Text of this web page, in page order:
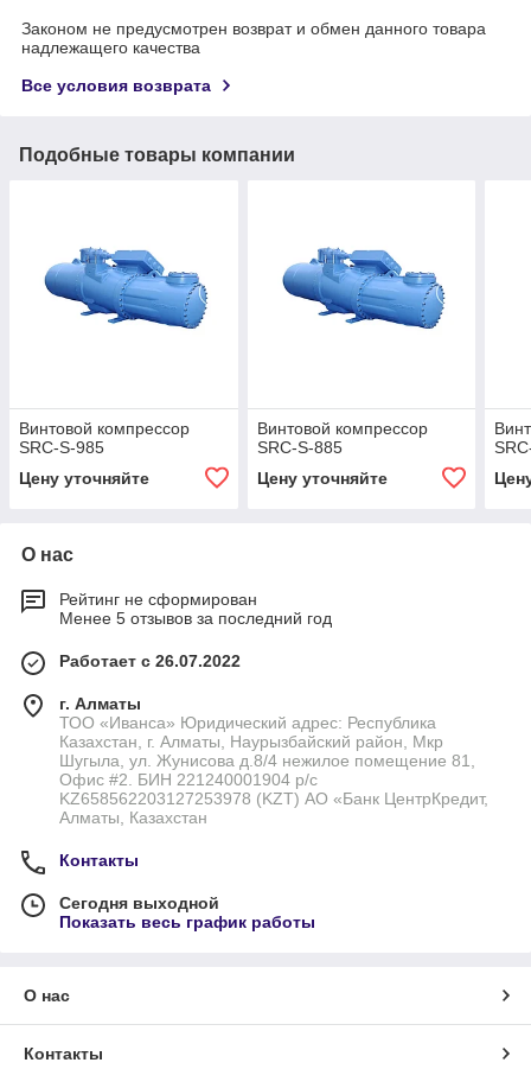
Законом не предусмотрен возврат и обмен данного товара
надлежащего качества
Все условия возврата
Подобные товары компании
Винтовой компрессор
SRC-S-985
Цену уточняйте
Винтовой компрессор
SRC-S-885
Цену уточняйте
О нас
Рейтинг не сформирован
Менее 5 отзывов за последний год
Работает с 26.07.2022
г. Алматы
ТОО «Иванса» Юридический адрес: Республика
Казахстан, г. Алматы, Наурызбайский район, Мкр
Шугыла, ул. Жунисова д.8/4 нежилое помещение 81,
Офис #2. БИН 221240001904 р/с
KZ658562203127253978 (KZT) АО «Банк ЦентрКредит,
Алматы, Казахстан
Контакты
Сегодня выходной
Показать весь график работы
О нас
Контакты